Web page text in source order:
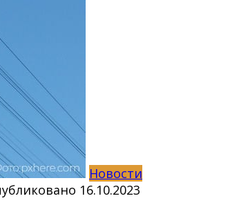
Новости
16.10.2023